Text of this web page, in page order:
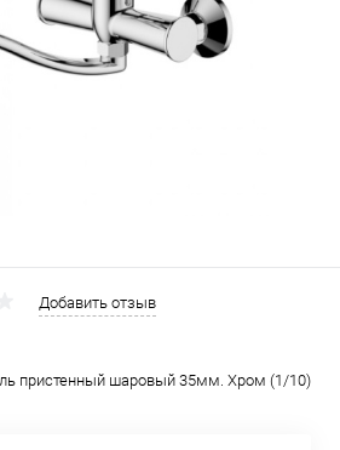
Добавить отзыв
пристенный шаровый 35мм. Хром (1/10)